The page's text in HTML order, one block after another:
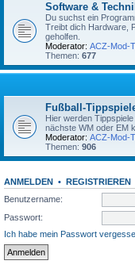
Software &
Du suchst ein
Treibt dich Hardware,
geholfen.
Moderator: ACZ-Mod-
Themen: 677
Fußball-
Hier werden
nächste WM oder EM
Moderator: ACZ-Mod-
Themen: 906
ANMELDEN • REGISTRIEREN
Benutzername:
Passwort:
Ich habe mein Passwort